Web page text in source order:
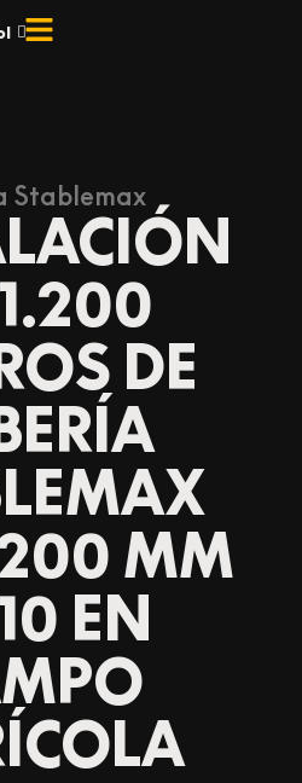
Stablemax
DE
MM
EN